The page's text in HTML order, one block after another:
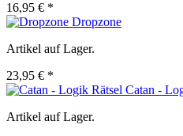
16,95 € *
Dropzone
Artikel auf Lager.
23,95 € *
Catan -
Artikel auf Lager.